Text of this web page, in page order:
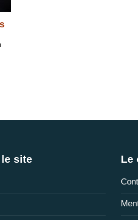
site Le